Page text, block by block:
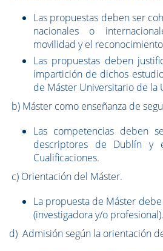
Las propuestas deben ser
nacionales o
movilidad y el
Las propuestas deben
impartición de dichos
de Máster Universitario de la
b) Máster como enseñanza de
Las competencias deben
descriptores de Dublín y
Cualificaciones.
c) Orientación del Máster.
La propuesta de Máster
(investigadora y/o profesional).
d) Admisión según la orientación